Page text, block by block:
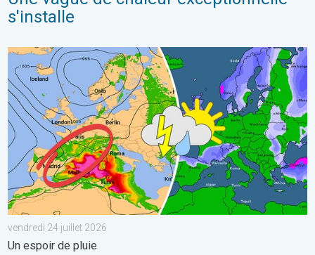
s'installe
Brève amélioration pluvieuse ce week-end. Un espoir de
vendredi 24 juillet 2026
Un espoir de pluie